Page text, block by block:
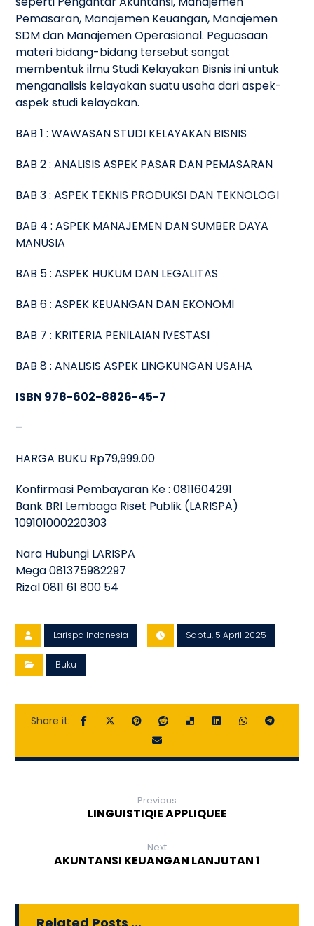
Pemasaran, Manajemen Keuangan, Manajemen
SDM dan Manajemen Operasional. Peguasaan
materi bidang-bidang tersebut sangat
membentuk ilmu Studi Kelayakan Bisnis ini untuk
menganalisis kelayakan suatu usaha dari aspek-
aspek studi kelayakan.
BAB 1 : WAWASAN STUDI KELAYAKAN BISNIS
BAB 2 : ANALISIS ASPEK PASAR DAN PEMASARAN
BAB 3 : ASPEK TEKNIS PRODUKSI DAN TEKNOLOGI
BAB 4 : ASPEK MANAJEMEN DAN SUMBER DAYA
MANUSIA
BAB 5 : ASPEK HUKUM DAN LEGALITAS
BAB 6 : ASPEK KEUANGAN DAN EKONOMI
BAB 7 : KRITERIA PENILAIAN IVESTASI
BAB 8 : ANALISIS ASPEK LINGKUNGAN USAHA
ISBN 978-602-8826-45-7
–
HARGA BUKU Rp79,999.00
Konfirmasi Pembayaran Ke : 0811604291
Bank BRI Lembaga Riset Publik (LARISPA)
109101000220303
Nara Hubungi LARISPA
Mega 081375982297
Rizal 0811 61 800 54
Larispa Indonesia Sabtu, 5 April 2025
Buku
Previous
LINGUISTIQIE APPLIQUEE
Next
AKUNTANSI KEUANGAN LANJUTAN 1